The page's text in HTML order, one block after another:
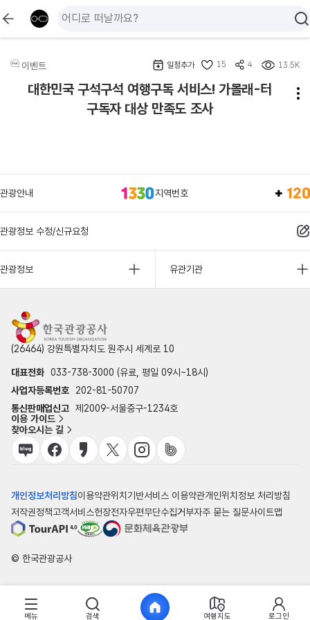
일정추가 15 4 13.5K
이벤트
대한민국 구석구석 여행구독 서비스! 가볼래-터
구독자 대상 만족도 조사
관광안내 지역번호
관광정보 수정/신규요청
관광정보 유관기관
(26464) 강원특별자치도 원주시 세계로 10
대표전화 033-738-3000 (유료, 평일 09시~18시)
사업자등록번호
202-81-50707
통신판매업신고 제2009-서울중구-1234호
이용 가이드
찾아오시는 길
개인정보처리방침이용약관위치기반서비스 이용약관개인위치정보 처리방침
저작권정책고객서비스헌장전자우편무단수집거부자주 묻는 질문사이트맵
© 한국관광공사
메뉴 검색 여행지도 로그인